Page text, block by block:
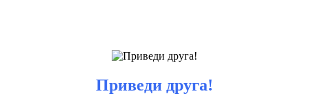
Приведи друга!